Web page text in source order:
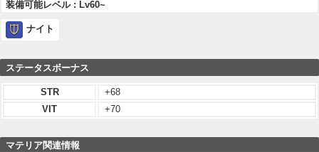
装備可能レベル : Lv60~
ナイト
ステータスボーナス
STR
+68
VIT
+70
マテリア関連情報